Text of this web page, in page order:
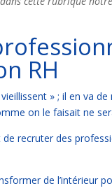
RH
» ; il en va
on le faisait ne
recruter des
de l’intérieur